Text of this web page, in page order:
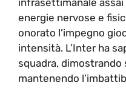
energie nervose e
onorato l’impegno
intensità. L’Inter ha
squadra,
mantenendo